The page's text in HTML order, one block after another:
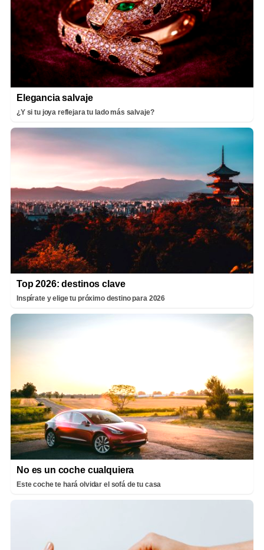
Elegancia salvaje
¿Y si tu joya reflejara tu lado más salvaje?
Top 2026: destinos clave
Inspírate y elige tu próximo destino para 2026
No es un coche cualquiera
Este coche te hará olvidar el sofá de tu casa